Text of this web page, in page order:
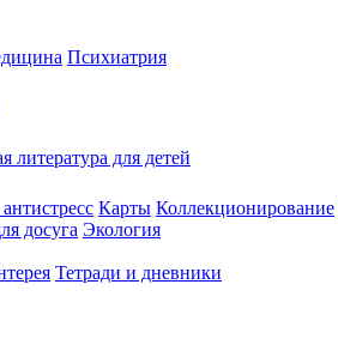
Психиатрия
литература для детей
Карты Коллекционирование
досуга Экология
Тетради и дневники